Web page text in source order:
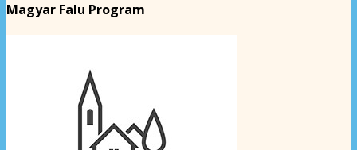
Magyar Falu Program